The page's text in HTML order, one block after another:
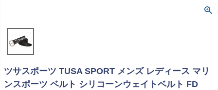
ツサスポーツ TUSA SPORT メンズ レディース マリ
ンスポーツ ベルト シリコーンウェイトベルト FD